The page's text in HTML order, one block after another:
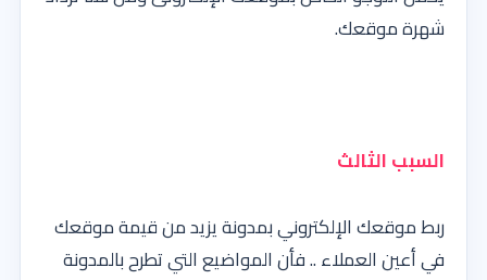
شهرة موقعك.
السبب الثالث
ربط موقعك الإلكتروني بمدونة يزيد من قيمة موقعك
في أعين العملاء .. فأن المواضيع التي تطرح بالمدونة